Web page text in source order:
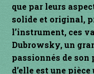
61 à 70€
71 à 80€
81 à 90€
que par leurs
solide et original,
l’instrument, ces
Dubrowsky, un
passionnés de son
d’elle est une